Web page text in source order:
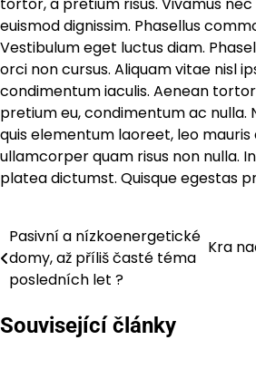
euismod dignissim. Phasellus
Vestibulum eget luctus diam.
orci non cursus. Aliquam vitae nisl
condimentum iaculis. Aenean
pretium eu, condimentum ac nulla.
quis elementum laoreet, leo
ullamcorper quam risus non nulla.
platea dictumst. Quisque egestas
Navigace
pro
Pasivní a nízkoenergetické
domy, až příliš časté téma
posledních let ?
Kra
Související články